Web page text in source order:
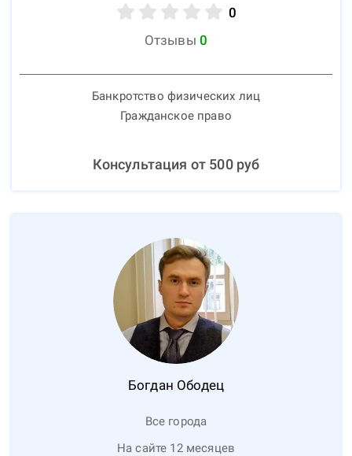
0
Отзывы 0
Банкротство физических лиц
Гражданское право
Консультация от 500руб
Богдан Ободец
Все города
На сайте 12 месяцев